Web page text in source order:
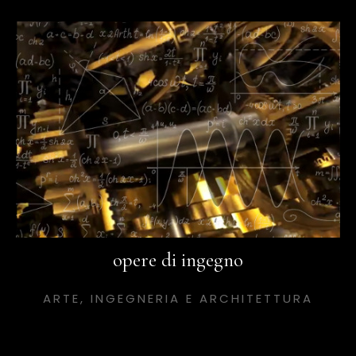
opere di ingegno
ARTE, INGEGNERIA E ARCHITETTURA